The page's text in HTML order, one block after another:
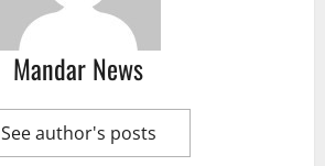
Mandar News
See author's posts